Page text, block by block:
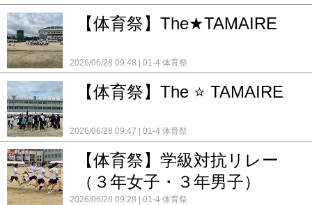
【体育祭】The★TAMAIRE
2026/06/28 09:48 01-4 体育祭
【体育祭】The ⭐️ TAMAIRE
2026/06/28 09:47 01-4 体育祭
【体育祭】学級対抗リレー
（３年女子・３年男子）
2026/06/28 09:28 01-4 体育祭